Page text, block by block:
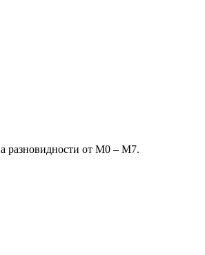
разновидности от М0 – М7.